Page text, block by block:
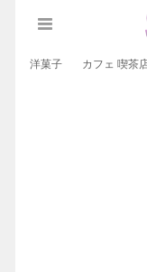
洋菓子 カフェ 喫茶